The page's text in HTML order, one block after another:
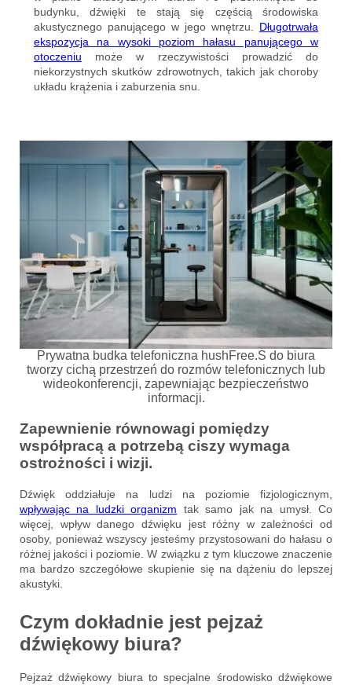
budynku, dźwięki te stają się częścią środowiska
akustycznego panującego w jego wnętrzu. Długotrwała
ekspozycja na wysoki poziom hałasu panującego w
otoczeniu może w rzeczywistości prowadzić do
niekorzystnych skutków zdrowotnych, takich jak choroby
układu krążenia i zaburzenia snu.
Prywatna budka telefoniczna hushFree.S do biura
tworzy cichą przestrzeń do rozmów telefonicznych lub
wideokonferencji, zapewniając bezpieczeństwo
informacji.
Zapewnienie równowagi pomiędzy
współpracą a potrzebą ciszy wymaga
ostrożności i wizji.
Dźwięk oddziałuje na ludzi na poziomie fizjologicznym,
wpływając na ludzki organizm tak samo jak na umysł. Co
więcej, wpływ danego dźwięku jest różny w zależności od
osoby, ponieważ wszyscy jesteśmy przystosowani do hałasu o
różnej jakości i poziomie. W związku z tym kluczowe znaczenie
ma bardzo szczegółowe skupienie się na dążeniu do lepszej
akustyki.
Czym dokładnie jest pejzaż
dźwiękowy biura?
Pejzaż dźwiękowy biura to specjalne środowisko dźwiękowe